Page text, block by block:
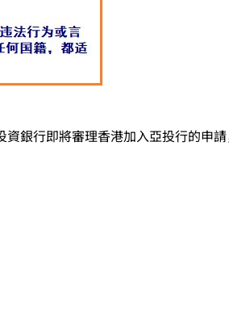
銀行即將審理香港加入亞投行的申